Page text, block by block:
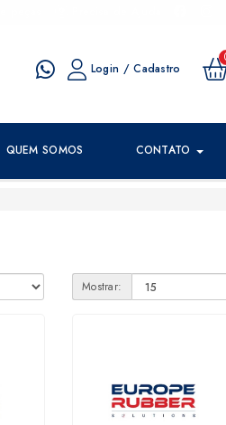
Login / Cadastro
QUEM SOMOS CONTATO
Mostrar: